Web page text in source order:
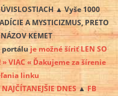
▲ Vyše 1000
A MYSTICIZMUS, PRETO
KEMET
portálu je možné šíriť LEN SO
» VIAC « Ďakujeme za šírenie
linku
NAJČÍTANEJŠIE DNES ▲FB